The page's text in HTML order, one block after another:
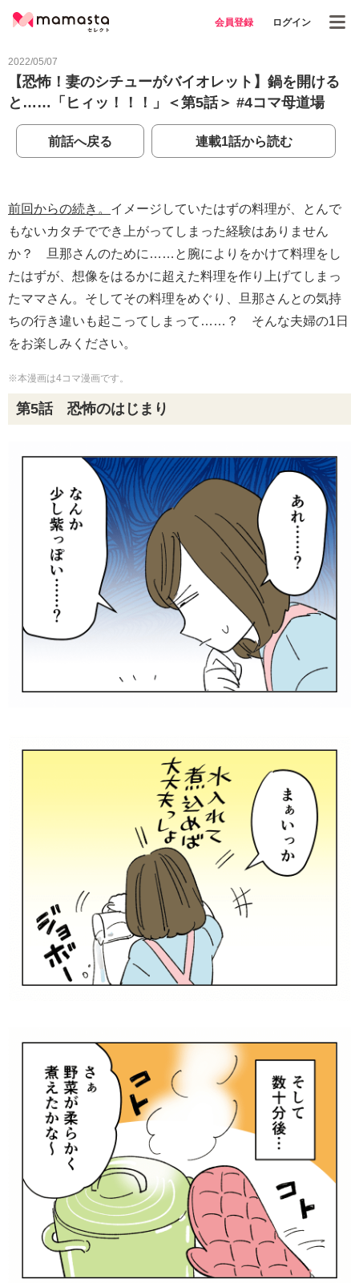
会員登録 ログイン
2022/05/07
【恐怖！妻のシチューがバイオレット】鍋を開ける
と……「ヒィッ！！！」＜第5話＞ #4コマ母道場
前話へ戻る 連載1話から読む
前回からの続き。 イメージしていたはずの料理が、とんで
もないカタチででき上がってしまった経験はありません
か？ 旦那さんのために……と腕によりをかけて料理をし
たはずが、想像をはるかに超えた料理を作り上げてしまっ
たママさん。そしてその料理をめぐり、旦那さんとの気持
ちの行き違いも起こってしまって……？ そんな夫婦の1日
をお楽しみください。
※本漫画は4コマ漫画です。
第5話 恐怖のはじまり